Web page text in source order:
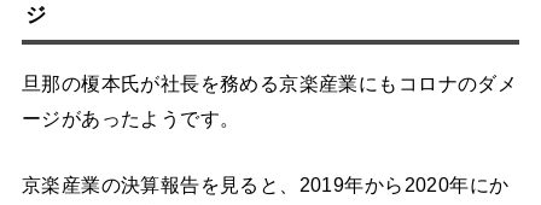
ジ
旦那の榎本氏が社長を務める京楽産業にもコロナのダメ
ージがあったようです。
京楽産業の決算報告を見ると、2019年から2020年にか